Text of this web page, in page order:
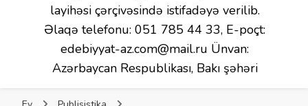
layihəsi çərçivəsində istifadəyə verilib.
Əlaqə telefonu: 051 785 44 33, E-poçt:
edebiyyat-az.com@mail.ru Ünvan:
Azərbaycan Respublikası, Bakı şəhəri